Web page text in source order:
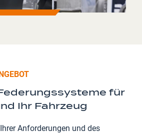
für
Ihr Fahrzeug
Anforderungen und des